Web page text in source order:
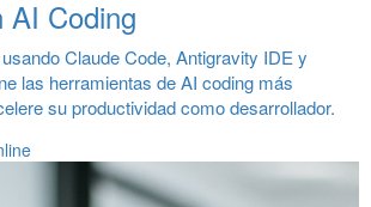
AI Coding
Claude Code, Antigravity IDE y
las herramientas de AI coding más
su productividad como desarrollador.